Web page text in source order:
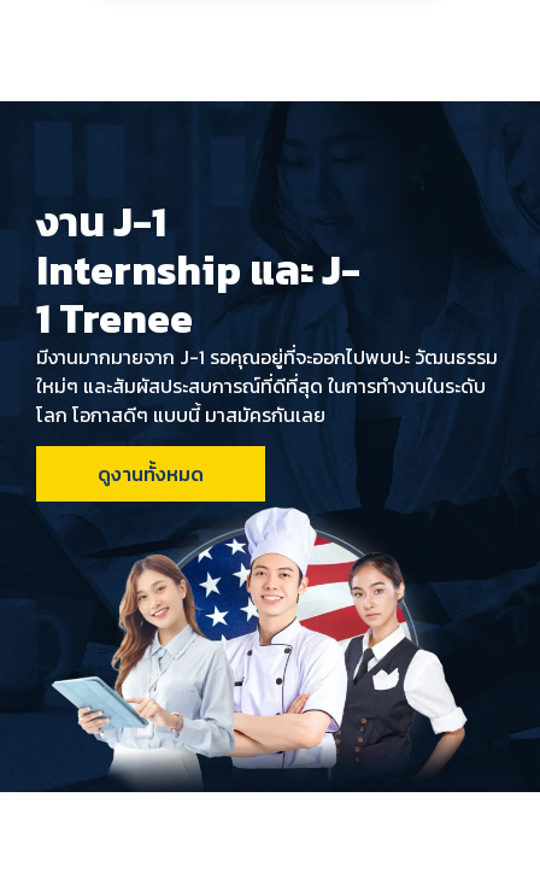
งาน J-1
Internship และ J-
1 Trenee
มีงานมากมายจาก J-1 รอคุณอยู่ที่จะออกไปพบปะ วัฒนธรรม
ใหม่ๆ และสัมผัสประสบการณ์ที่ดีที่สุด ในการทำงานในระดับ
โลก โอกาสดีๆ แบบนี้ มาสมัครกันเลย
ดูงานทั้งหมด